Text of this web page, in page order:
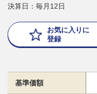
決算日：毎月12日
お気に入りに
登録
基準価額